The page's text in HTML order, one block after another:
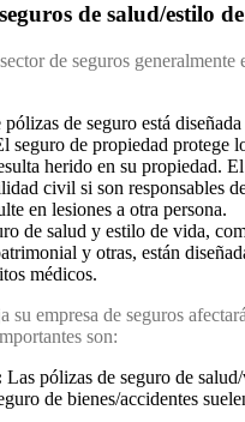
de salud/estilo
de seguros
de seguro está
de propiedad protege
herido en su propiedad.
civil si son responsables
en lesiones a otra persona.
de salud y estilo de vida,
y otras, están
médicos.
empresa de seguros
son:
Las pólizas de seguro de
de bienes/accidentes